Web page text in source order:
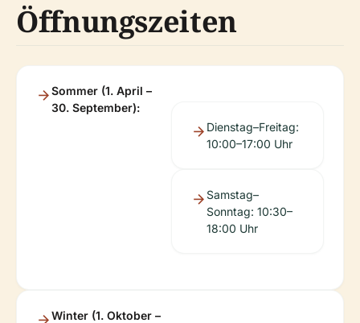
Öffnungszeiten
Sommer (1. April –
30. September):
Dienstag–Freitag:
10:00–17:00 Uhr
Samstag–
Sonntag: 10:30–
18:00 Uhr
Winter (1. Oktober –